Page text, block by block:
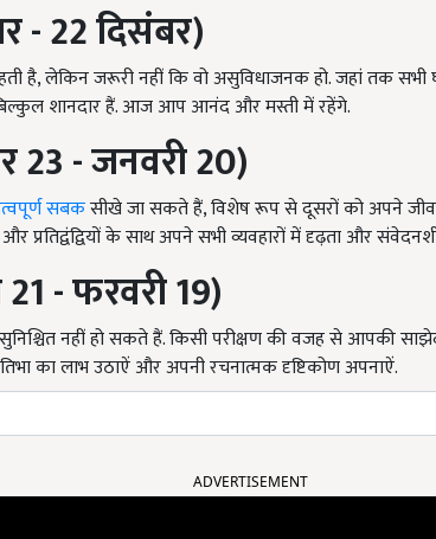
- 22 दिसंबर)
है, लेकिन जरूरी नहीं कि वो असुविधाजनक हो. जहां तक सभी
शानदार हैं. आज आप आनंद और मस्ती में रहेंगे.
23 - जनवरी 20)
सबकसीखे जा सकते हैं, विशेष रूप से दूसरों को अपने
के साथ अपने सभी व्यवहारों में दृढ़ता और
- फरवरी 19)
नहीं हो सकते हैं. किसी परीक्षण की वजह से आपकी
का लाभ उठाऐं और अपनी रचनात्मक दृष्टिकोण अपनाऐं.